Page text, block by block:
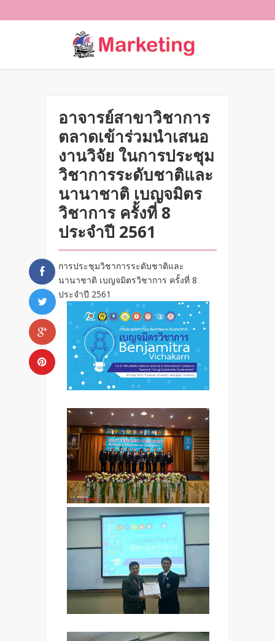
อาจารย์สาขาวิชาการ
ตลาดเข้าร่วมนำเสนอ
งานวิจัย ในการประชุม
วิชาการระดับชาติและ
นานาชาติ เบญจมิตร
วิชาการ ครั้งที่ 8
ประจำปี 2561
การประชุมวิชาการระดับชาติและ
นานาชาติ เบญจมิตรวิชาการ ครั้งที่ 8
ประจำปี 2561